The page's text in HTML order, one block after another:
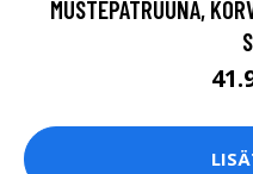
MUSTEPATRUUNA,